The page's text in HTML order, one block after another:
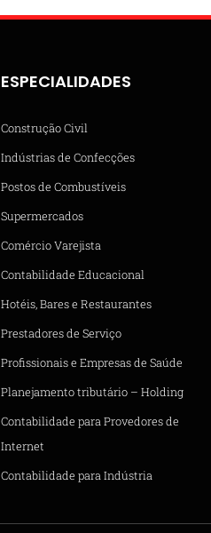
ESPECIALIDADES
Construção Civil
Indústrias de Confecções
Postos de Combustíveis
Supermercados
Comércio Varejista
Contabilidade Educacional
Hotéis, Bares e Restaurantes
Prestadores de Serviço
Profissionais e Empresas de Saúde
Planejamento tributário – Holding
Contabilidade para Provedores de
Internet
Contabilidade para Indústria